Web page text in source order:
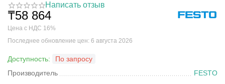
Написать отзыв
₸58 864
Цена с НДС 16%
Последнее обновление цен: 6 августа 2026
Доступность:
По запросу
Производитель
FESTO